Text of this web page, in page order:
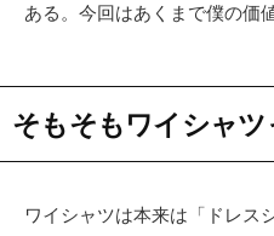
ある。今回はあくまで僕の価
そもそもワイシャ
ワイシャツは本来は「ドレス